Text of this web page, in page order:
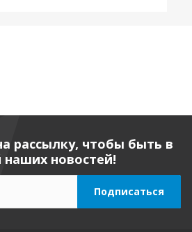
рассылку, чтобы быть в
наших новостей!